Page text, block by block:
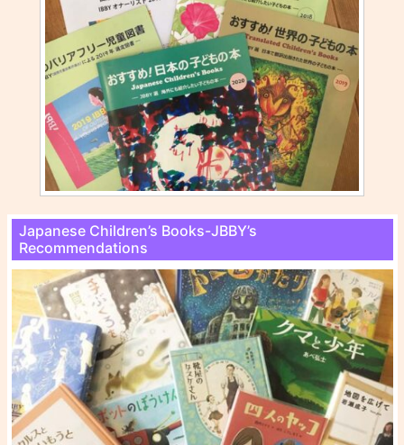
Japanese Children’s Books-JBBY’s
Recommendations